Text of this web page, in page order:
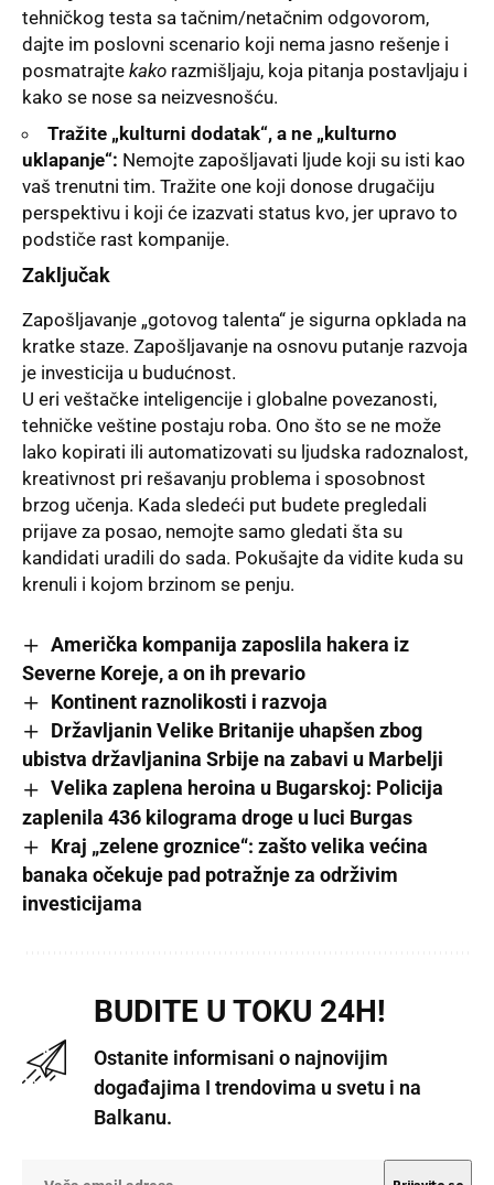
tehničkog testa sa tačnim/netačnim odgovorom,
dajte im poslovni scenario koji nema jasno rešenje i
posmatrajte kako razmišljaju, koja pitanja postavljaju i
kako se nose sa neizvesnošću.
Tražite „kulturni dodatak“, a ne „kulturno
uklapanje“: Nemojte zapošljavati ljude koji su isti kao
vaš trenutni tim. Tražite one koji donose drugačiju
perspektivu i koji će izazvati status kvo, jer upravo to
podstiče rast kompanije.
Zaključak
Zapošljavanje „gotovog talenta“ je sigurna opklada na
kratke staze. Zapošljavanje na osnovu putanje razvoja
je investicija u budućnost.
U eri veštačke inteligencije i globalne povezanosti,
tehničke veštine postaju roba. Ono što se ne može
lako kopirati ili automatizovati su ljudska radoznalost,
kreativnost pri rešavanju problema i sposobnost
brzog učenja. Kada sledeći put budete pregledali
prijave za posao, nemojte samo gledati šta su
kandidati uradili do sada. Pokušajte da vidite kuda su
krenuli i kojom brzinom se penju.
Američka kompanija zaposlila hakera iz
Severne Koreje, a on ih prevario
Kontinent raznolikosti i razvoja
Državljanin Velike Britanije uhapšen zbog
ubistva državljanina Srbije na zabavi u Marbelji
Velika zaplena heroina u Bugarskoj: Policija
zaplenila 436 kilograma droge u luci Burgas
Kraj „zelene groznice“: zašto velika većina
banaka očekuje pad potražnje za održivim
investicijama
BUDITE U TOKU 24H!
Ostanite informisani o najnovijim
događajima I trendovima u svetu i na
Balkanu.